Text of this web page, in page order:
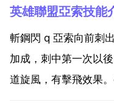
斬鋼閃 q 亞索向前刺
加成，刺中第一次以
道旋風，有擊飛效果